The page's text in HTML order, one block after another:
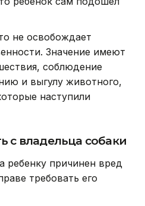
не освобождает
Значение имеют
соблюдение
и выгулу животного,
наступили
с владельца собаки
ребенку причинен вред
требовать его